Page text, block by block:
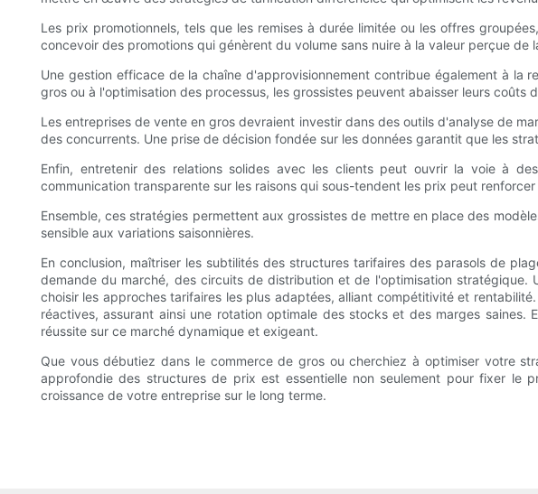
Les prix promotionnels, tels que les remises à durée limitée ou les offres
concevoir des promotions qui génèrent du volume sans nuire à la valeur perçue de
Une gestion efficace de la chaîne d'approvisionnement contribue également à la
gros ou à l'optimisation des processus, les grossistes peuvent abaisser leurs
Les entreprises de vente en gros devraient investir dans des outils d'analyse de
des concurrents. Une prise de décision fondée sur les données garantit que les
Enfin, entretenir des relations solides avec les clients peut ouvrir la voie à
communication transparente sur les raisons qui sous-tendent les prix peut
Ensemble, ces stratégies permettent aux grossistes de mettre en place des
sensible aux variations saisonnières.
En conclusion, maîtriser les subtilités des structures tarifaires des parasols de
demande du marché, des circuits de distribution et de l'optimisation
choisir les approches tarifaires les plus adaptées, alliant compétitivité et
réactives, assurant ainsi une rotation optimale des stocks et des marges
réussite sur ce marché dynamique et exigeant.
Que vous débutiez dans le commerce de gros ou cherchiez à optimiser votre
approfondie des structures de prix est essentielle non seulement pour fixer le
croissance de votre entreprise sur le long terme.